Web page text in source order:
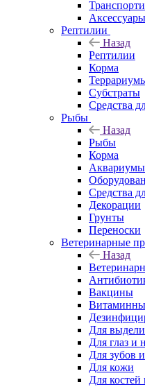
Аксессуары
Рептилии
Назад
Рептилии
Корма
Субстраты
Средства
Рыбы
Назад
Рыбы
Корма
Аквариумы
Средства
Декорации
Грунты
Переноски
Ветеринарные
Назад
Вакцины
Для
Для глаз и
Для зубов
Для кожи
Для костей